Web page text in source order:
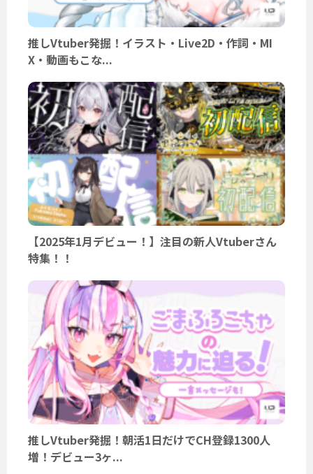
推しVtuber発掘！イラスト・Live2D・作詞・MI
X・動画もこな...
【2025年1月デビュー！】注目の新人Vtuberさん
特集！！
推しVtuber発掘！朝活1日だけでCH登録1300人
増！デビュー3ヶ...